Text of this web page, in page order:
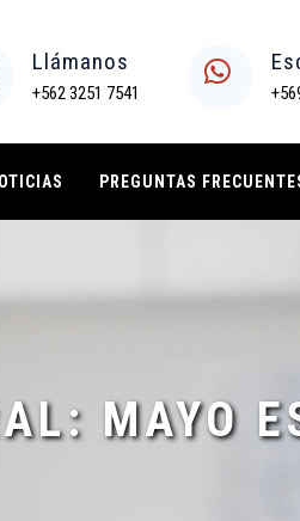
Llámanos
+562 3251 7541
PREGUNTAS
MAYO